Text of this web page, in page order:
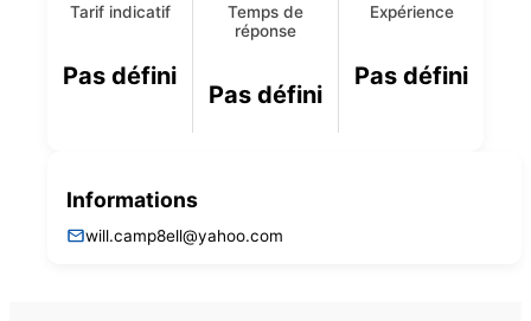
Tarif indicatif
Pas défini
Temps de
réponse
Pas défini
Expérience
Pas défini
Informations
will.camp8ell@yahoo.com